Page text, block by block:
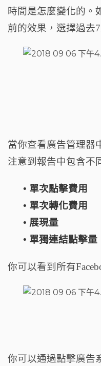
時間是怎麼變化的。
前的效果，選擇過去
當你查看廣告管理器
注意到報告中包含不
• 單次點擊費用
• 單次轉化費用
• 展現量
• 單獨連結點擊量
你可以看到所有
你可以通過點擊廣告